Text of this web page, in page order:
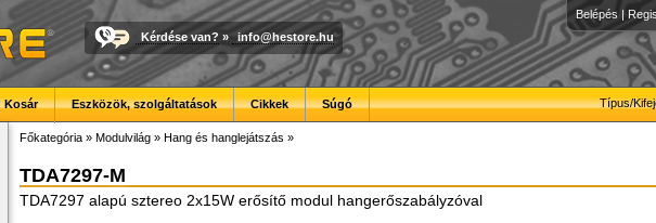
Belépés |
Kérdése van? » info@hestore.hu
Típus/
Kosár Eszközök, szolgáltatások Cikkek Súgó
Főkategória » Modulvilág » Hang és hanglejátszás »
TDA7297-M
TDA7297 alapú sztereo 2x15W erősítő modul hangerőszabályzóval